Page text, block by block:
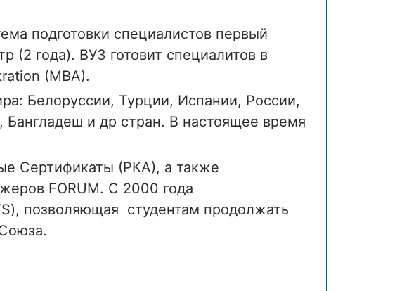
подготовки специалистов первый
(2 года). ВУЗ готовит специалитов в
(MBA).
Белоруссии, Турции, Испании, России,
и др стран. В настоящее время
Сертификаты (РКА), а также
FORUM. С 2000 года
позволяющая студентам продолжать